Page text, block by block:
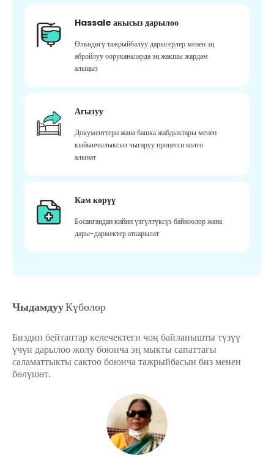
Hassale акысыз дарылоо
Өлкөдөгү тажрыйбалуу дарыгерлер менен эң
абройлуу ооруканаларда эң жакшы жардам
алыңыз
Агызуу
Документтери жана башка жабдыктары менен
кыйынчылыксыз чыгаруу процесси колго
алынат
Кам көрүү
Босангандан кийин үзгүлтүксүз байкоолор жана
дары-дармектер аткарылат
ЧыдамдууКүбөлөр
Биздин бейтаптар келечектеги чоң байланышты түзүү
үчүн дарылоо жолу боюнча эң мыкты сапаттагы
саламаттыкты сактоо боюнча тажрыйбасын биз менен
бөлүшөт.